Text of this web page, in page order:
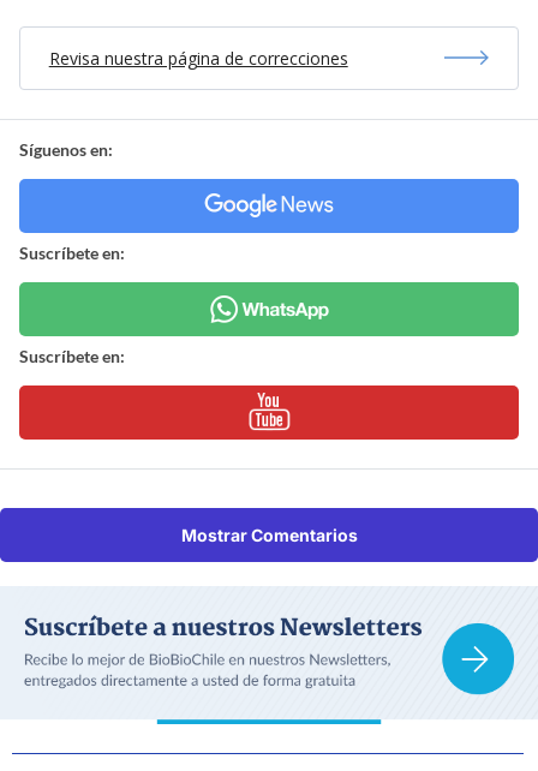
Revisa nuestra página de correcciones
Síguenos en:
Suscríbete en:
Suscríbete en:
Mostrar Comentarios